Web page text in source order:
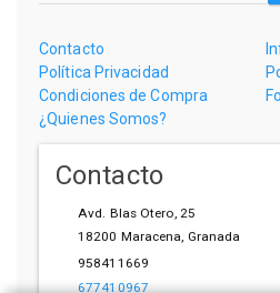
Contacto
Política Privacidad
Condiciones de Compra
¿Quienes Somos?
Contacto
Avd. Blas Otero, 25
18200 Maracena, Granada
958411669
677410967